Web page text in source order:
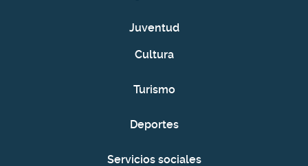
Juventud
Cultura
Turismo
Deportes
Servicios sociales